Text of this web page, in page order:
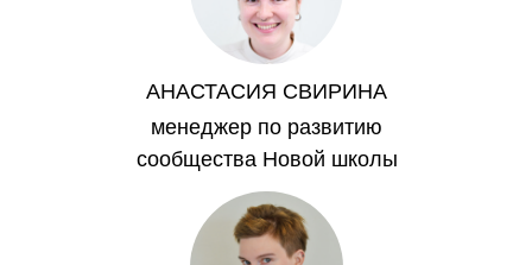
менеджер по развитию
сообщества Новой школы
АНАСТАСИЯ СВИРИНА